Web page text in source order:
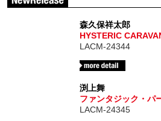
森久保祥太郎
HYSTERIC
LACM-24344
渕上舞
ファンタジック・パ
LACM-24345